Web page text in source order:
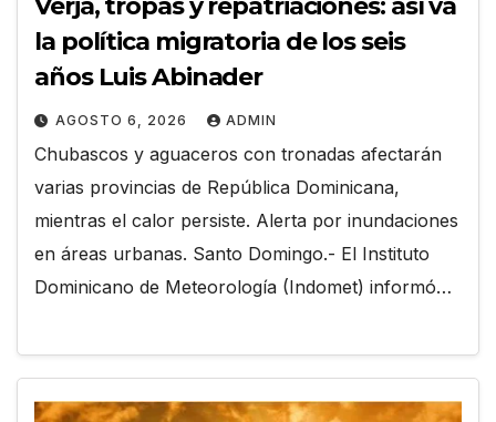
Verja, tropas y repatriaciones: así va
la política migratoria de los seis
años Luis Abinader
AGOSTO 6, 2026 ADMIN
Chubascos y aguaceros con tronadas afectarán
varias provincias de República Dominicana,
mientras el calor persiste. Alerta por inundaciones
en áreas urbanas. Santo Domingo.- El Instituto
Dominicano de Meteorología (Indomet) informó…